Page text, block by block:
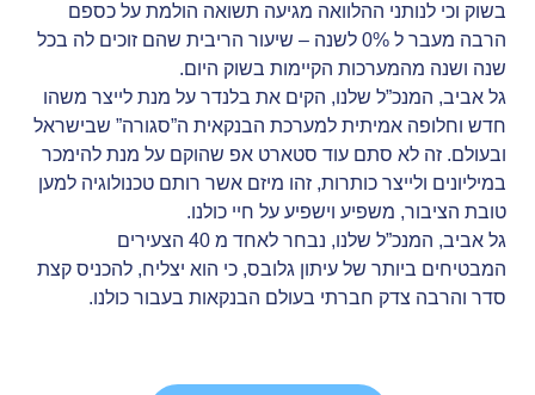
בשוק וכי לנותני ההלוואה מגיעה תשואה הולמת על כספם
הרבה מעבר ל 0% לשנה – שיעור הריבית שהם זוכים לה בכל
שנה ושנה מהמערכות הקיימות בשוק היום.
גל אביב, המנכ”ל שלנו, הקים את בלנדר על מנת לייצר משהו
חדש וחלופה אמיתית למערכת הבנקאית ה”סגורה” שבישראל
ובעולם. זה לא סתם עוד סטארט אפ שהוקם על מנת להימכר
במיליונים ולייצר כותרות, זהו מיזם אשר רותם טכנולוגיה למען
טובת הציבור, משפיע וישפיע על חיי כולנו.
גל אביב, המנכ”ל שלנו, נבחר לאחד מ 40 הצעירים
המבטיחים ביותר של עיתון גלובס, כי הוא יצליח, להכניס קצת
סדר והרבה צדק חברתי בעולם הבנקאות בעבור כולנו.